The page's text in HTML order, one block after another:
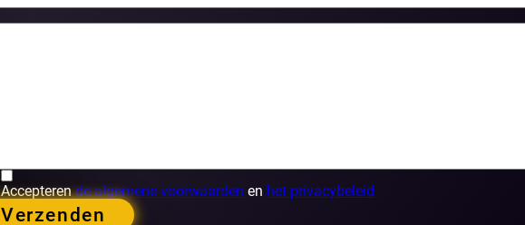
Accepterende algemene voorwaarden en het privacybeleid
Verzenden